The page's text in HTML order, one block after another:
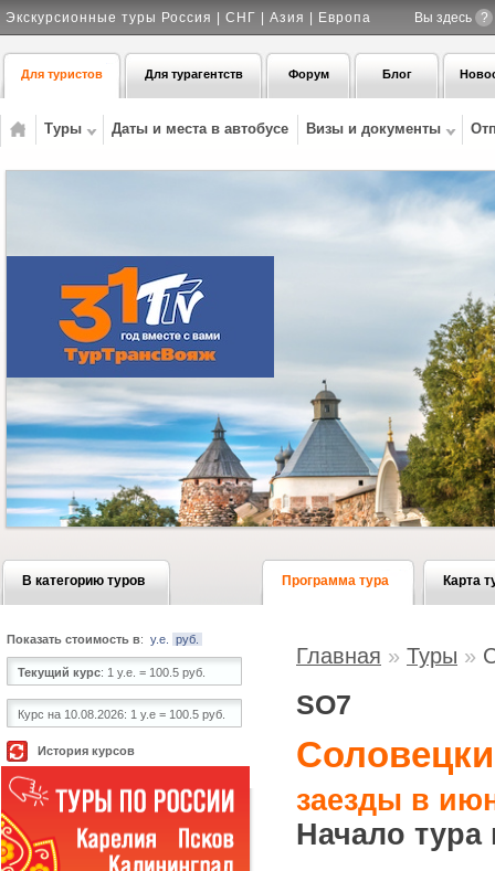
Экскурсионные туры Россия | СНГ | Азия | Европа Вы здесь ?
Для туристов Для турагентств Форум Блог
Туры Даты и места в автобусе Визы и документы
В категорию туров Программа тура Карта
Главная » Туры »
SO7
заезды в
Начало тура
Показать стоимость в: у.е. руб.
Текущий курс: 1 у.е. = 100.5 руб.
Курс на 10.08.2026: 1 у.е = 100.5 руб.
История курсов